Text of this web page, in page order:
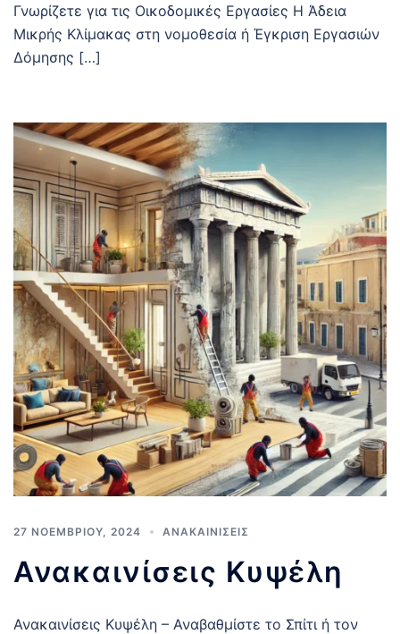
Γνωρίζετε για τις Οικοδομικές Εργασίες Η Άδεια
Μικρής Κλίμακας στη νομοθεσία ή Έγκριση Εργασιών
Δόμησης […]
27 ΝΟΕΜΒΡΊΟΥ, 2024 ΑΝΑΚΑΙΝΊΣΕΙΣ
Ανακαινίσεις Κυψέλη
Ανακαινίσεις Κυψέλη – Αναβαθμίστε το Σπίτι ή τον